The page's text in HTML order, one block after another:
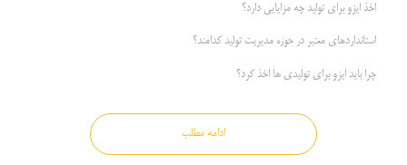
اخذ ایزو برای تولید چه مزایایی دارد؟
استانداردهای معتبر در حوزه مدیریت تولید کدامند؟
چرا باید ایزو برای تولیدی ها اخذ کرد؟
ادامه مطلب